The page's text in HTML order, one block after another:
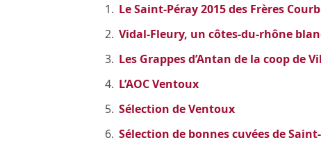
Le Saint-Péray 2015 des Frères
Vidal-Fleury, un côtes-du-rhône
Les Grappes d’Antan de la coop de
L’AOC Ventoux
Sélection de Ventoux
Sélection de bonnes cuvées de